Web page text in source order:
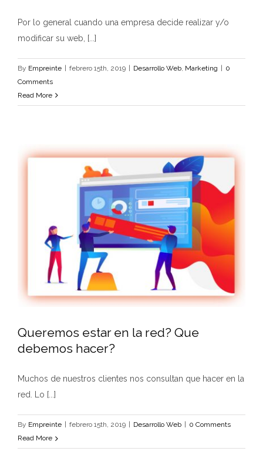
Por lo general cuando una empresa decide realizar y/o
modificar su web, [...]
By Empreinte | febrero 15th, 2019 | Desarrollo Web, Marketing | 0
Comments
Read More
Queremos estar en la red? Que
debemos hacer?
Muchos de nuestros clientes nos consultan que hacer en la
red. Lo [...]
By Empreinte febrero 15th, 2019 Desarrollo Web
0 Comments
Read More